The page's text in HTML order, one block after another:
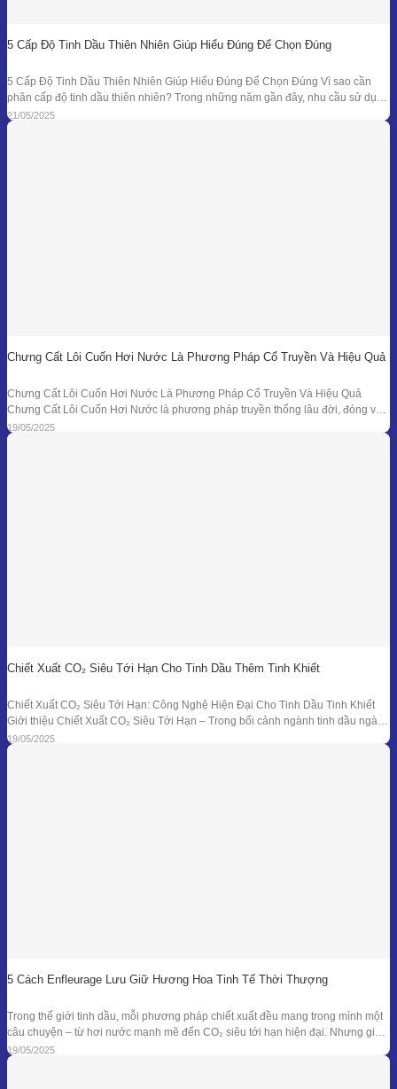
5 Cấp Độ Tinh Dầu Thiên Nhiên Giúp Hiểu Đúng Để Chọn Đúng
5 Cấp Độ Tinh Dầu Thiên Nhiên Giúp Hiểu Đúng Để Chọn Đúng Vì sao cần
phân cấp độ tinh dầu thiên nhiên? Trong những năm gần đây, nhu cầu sử dụng
tinh dầu thiên nhiên ngày càng gia tăng trong các lĩnh vực như chăm sóc sức
khỏe, mỹ phẩm, liệu pháp hương thơm,
21/05/2025
Chưng Cất Lôi Cuốn Hơi Nước Là Phương Pháp Cổ Truyền Và Hiệu Quả
Chưng Cất Lôi Cuốn Hơi Nước Là Phương Pháp Cổ Truyền Và Hiệu Quả
Chưng Cất Lôi Cuốn Hơi Nước là phương pháp truyền thống lâu đời, đóng vai
trò nền tảng trong ngành chiết xuất tinh dầu thiên nhiên. Từ những nồi đồng thủ
công ở các làng nghề cho đến hệ thống chưng
19/05/2025
Chiết Xuất CO₂ Siêu Tới Hạn Cho Tinh Dầu Thêm Tinh Khiết
Chiết Xuất CO₂ Siêu Tới Hạn: Công Nghệ Hiện Đại Cho Tinh Dầu Tinh Khiết
Giới thiệu Chiết Xuất CO₂ Siêu Tới Hạn – Trong bối cảnh ngành tinh dầu ngày
càng đồi hỏi cao về độ tinh khiết, tính an toàn và hiệu quả sinh học, phương
pháp chiết xuất bằng CO₂ siêu tới
19/05/2025
5 Cách Enfleurage Lưu Giữ Hương Hoa Tinh Tế Thời Thượng
Trong thế giới tinh dầu, mỗi phương pháp chiết xuất đều mang trong mình một
câu chuyện – từ hơi nước mạnh mẽ đến CO₂ siêu tới hạn hiện đại. Nhưng giữa
dòng chảy công nghệ ấy, enfleurage – một kỹ thuật cổ xưa và tinh tế – vẫn tồn
tại như một biểu tượng
19/05/2025